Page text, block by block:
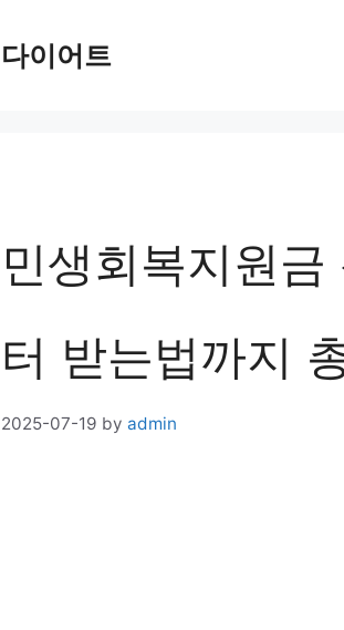
다이어트
민생회복지원
터 받는법까지
2025-07-19 by admin